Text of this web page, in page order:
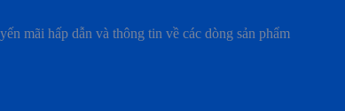
mãi hấp dẫn và thông tin về các dòng sản phẩm